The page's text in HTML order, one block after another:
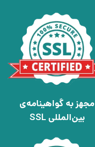
مجهز به گواهینامه‌ی
بین‌المللی SSL